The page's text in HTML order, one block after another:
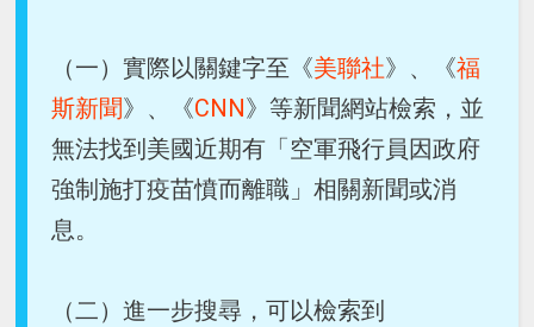
（一）實際以關鍵字至《美聯社》、《福
斯新聞》、《CNN》等新聞網站檢索，並
無法找到美國近期有「空軍飛行員因政府
強制施打疫苗憤而離職」相關新聞或消
息。
（二）進一步搜尋，可以檢索到